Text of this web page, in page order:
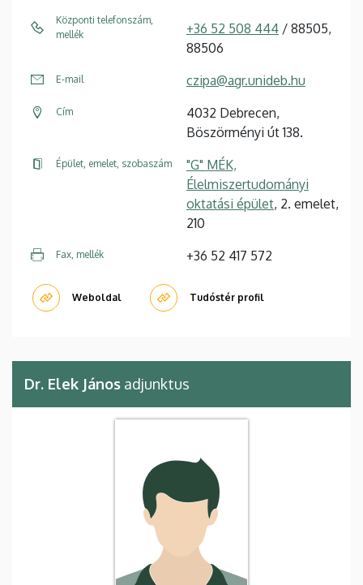
Központi telefonszám,
mellék
+36 52 508 444 / 88505,
88506
E-mail czipa@agr.unideb.hu
Cím
4032 Debrecen,
Böszörményi út 138.
Épület, emelet, szobaszám
"G" MÉK,
Élelmiszertudományi
oktatási épület, 2. emelet,
210
Fax, mellék +36 52 417 572
Weboldal Tudóstér profil
Dr. Elek János adjunktus